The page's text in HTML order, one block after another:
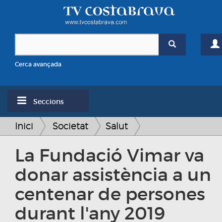
Cerca avançada
Seccions
Inici Societat Salut
La Fundació Vimar va
donar assistència a un
centenar de persones
durant l'any 2019